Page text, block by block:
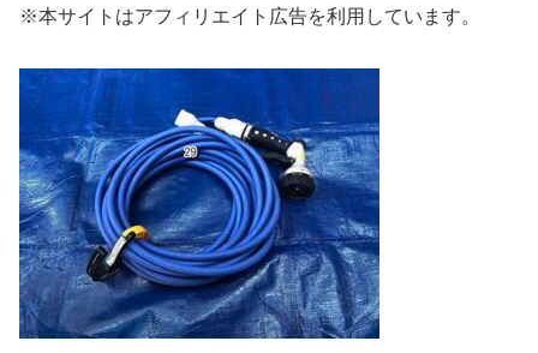
※本サイトはアフィリエイト広告を利用しています。